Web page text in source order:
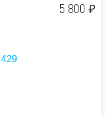
5 800 ₽